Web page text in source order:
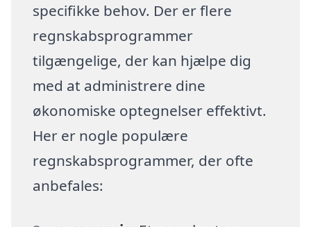
specifikke behov. Der er flere
regnskabsprogrammer
tilgængelige, der kan hjælpe dig
med at administrere dine
økonomiske optegnelser effektivt.
Her er nogle populære
regnskabsprogrammer, der ofte
anbefales: